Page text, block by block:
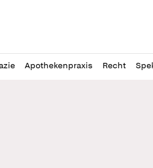
Apothekenpraxis Recht
Logo